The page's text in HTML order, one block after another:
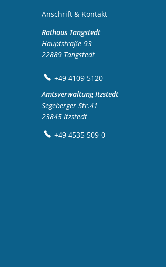
Anschrift & Kontakt
Rathaus Tangstedt
Hauptstraße 93
22889 Tangstedt
+49 4109 5120
Amtsverwaltung Itzstedt
Segeberger Str.41
23845 Itzstedt
+49 4535 509-0